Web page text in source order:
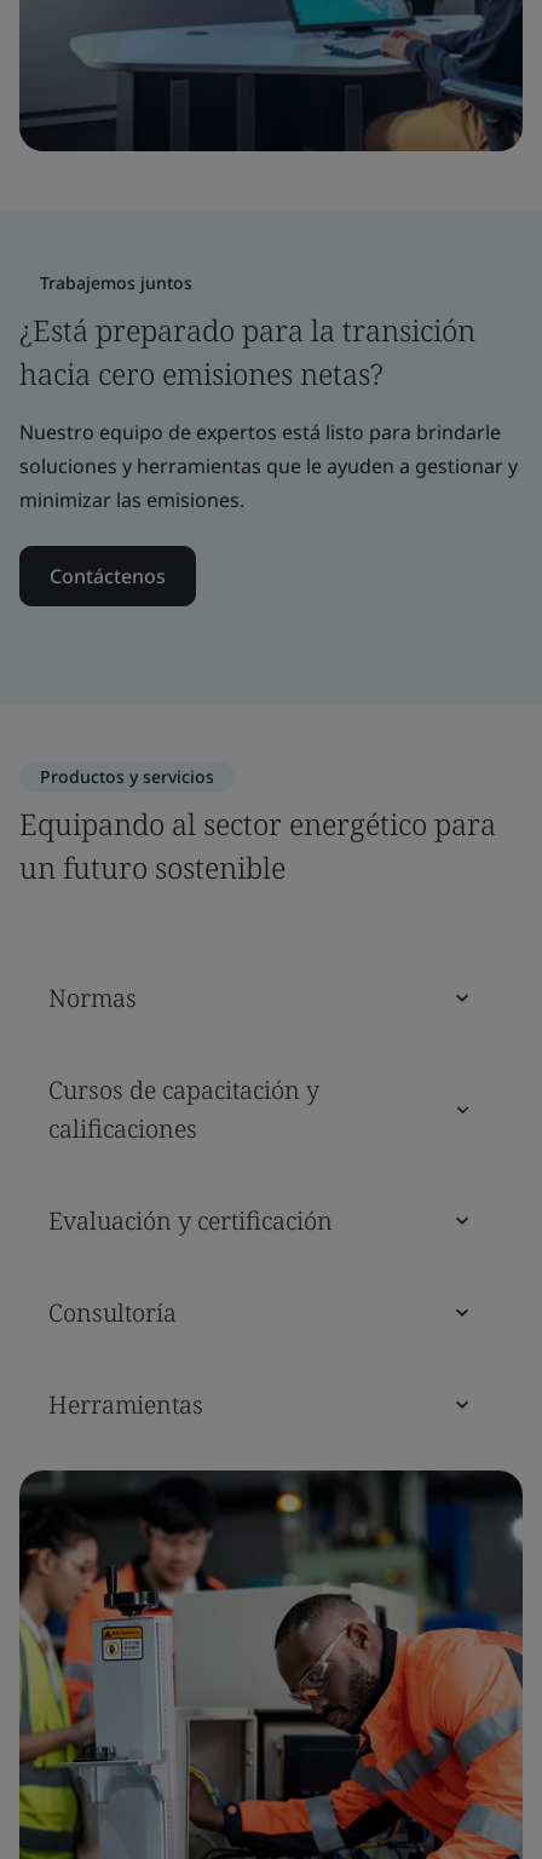
Trabajemos juntos
¿Está preparado para la transición
hacia cero emisiones netas?
Nuestro equipo de expertos está listo para brindarle
soluciones y herramientas que le ayuden a gestionar y
minimizar las emisiones.
Contáctenos
Productos y servicios
Equipando al sector energético para
un futuro sostenible
Normas
Cursos de capacitación y
calificaciones
Evaluación y certificación
Consultoría
Herramientas